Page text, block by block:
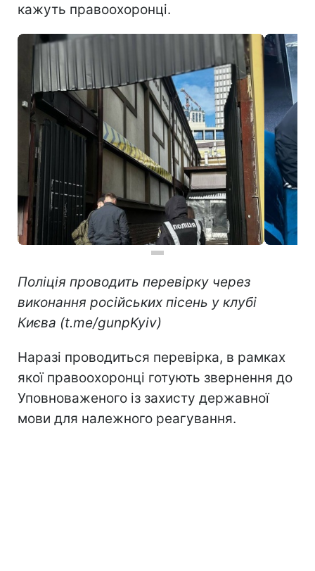
кажуть правоохоронці.
Поліція проводить перевірку через
виконання російських пісень у клубі
Києва (t.me/gunpKyiv)
Наразі проводиться перевірка, в рамках
якої правоохоронці готують звернення до
Уповноваженого із захисту державної
мови для належного реагування.